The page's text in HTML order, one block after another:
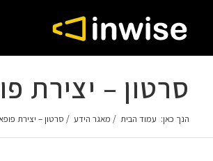
סרטון – יצירת
הנך כאן: עמוד הבית / מאגר הידע / סרטון – יצירת